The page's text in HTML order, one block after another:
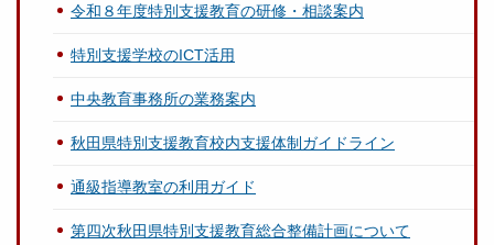
令和８年度特別支援教育の研修・相談案内
特別支援学校のICT活用
中央教育事務所の業務案内
秋田県特別支援教育校内支援体制ガイドライン
通級指導教室の利用ガイド
第四次秋田県特別支援教育総合整備計画について